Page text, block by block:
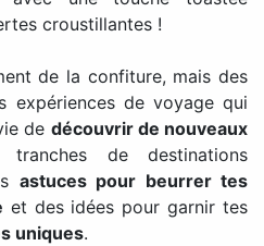
croustillantes !
de la confiture, mais des
expériences de voyage qui
de découvrir de nouveaux
de destinations
astuces pour beurrer tes
et des idées pour garnir tes
uniques.